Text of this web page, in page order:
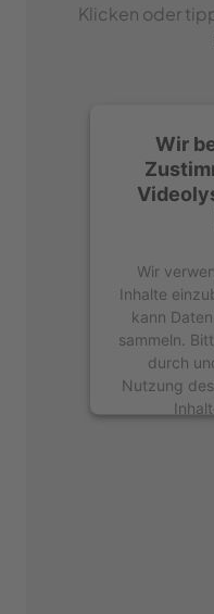
Klicken oder
Wir
Wir
Inhalte
kann
sammeln.
durch
Nutzung